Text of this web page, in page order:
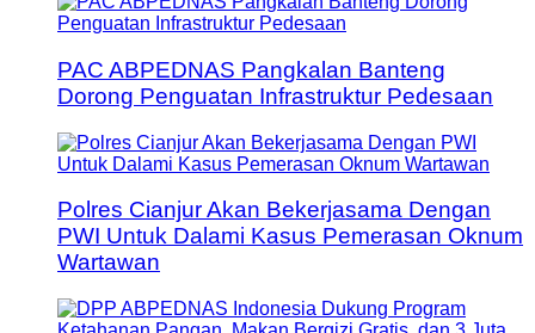
PAC ABPEDNAS Pangkalan Banteng
Dorong Penguatan Infrastruktur Pedesaan
Polres Cianjur Akan Bekerjasama Dengan
PWI Untuk Dalami Kasus Pemerasan Oknum
Wartawan